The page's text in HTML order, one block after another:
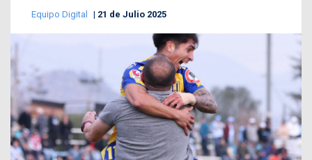
Equipo Digital 21 de Julio 2025